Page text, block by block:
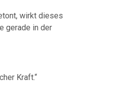
wirkt dieses
gerade in der
Kraft.“